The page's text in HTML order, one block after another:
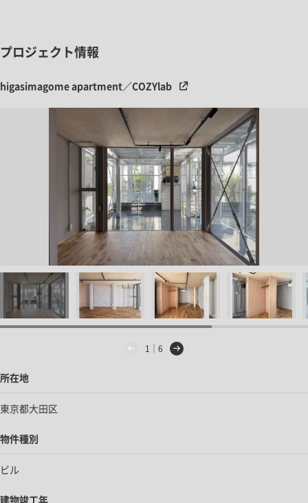
プロジェクト情報
higasimagome apartment／COZYlab
1｜6
所在地
東京都大田区
物件種別
ビル
建物竣工年